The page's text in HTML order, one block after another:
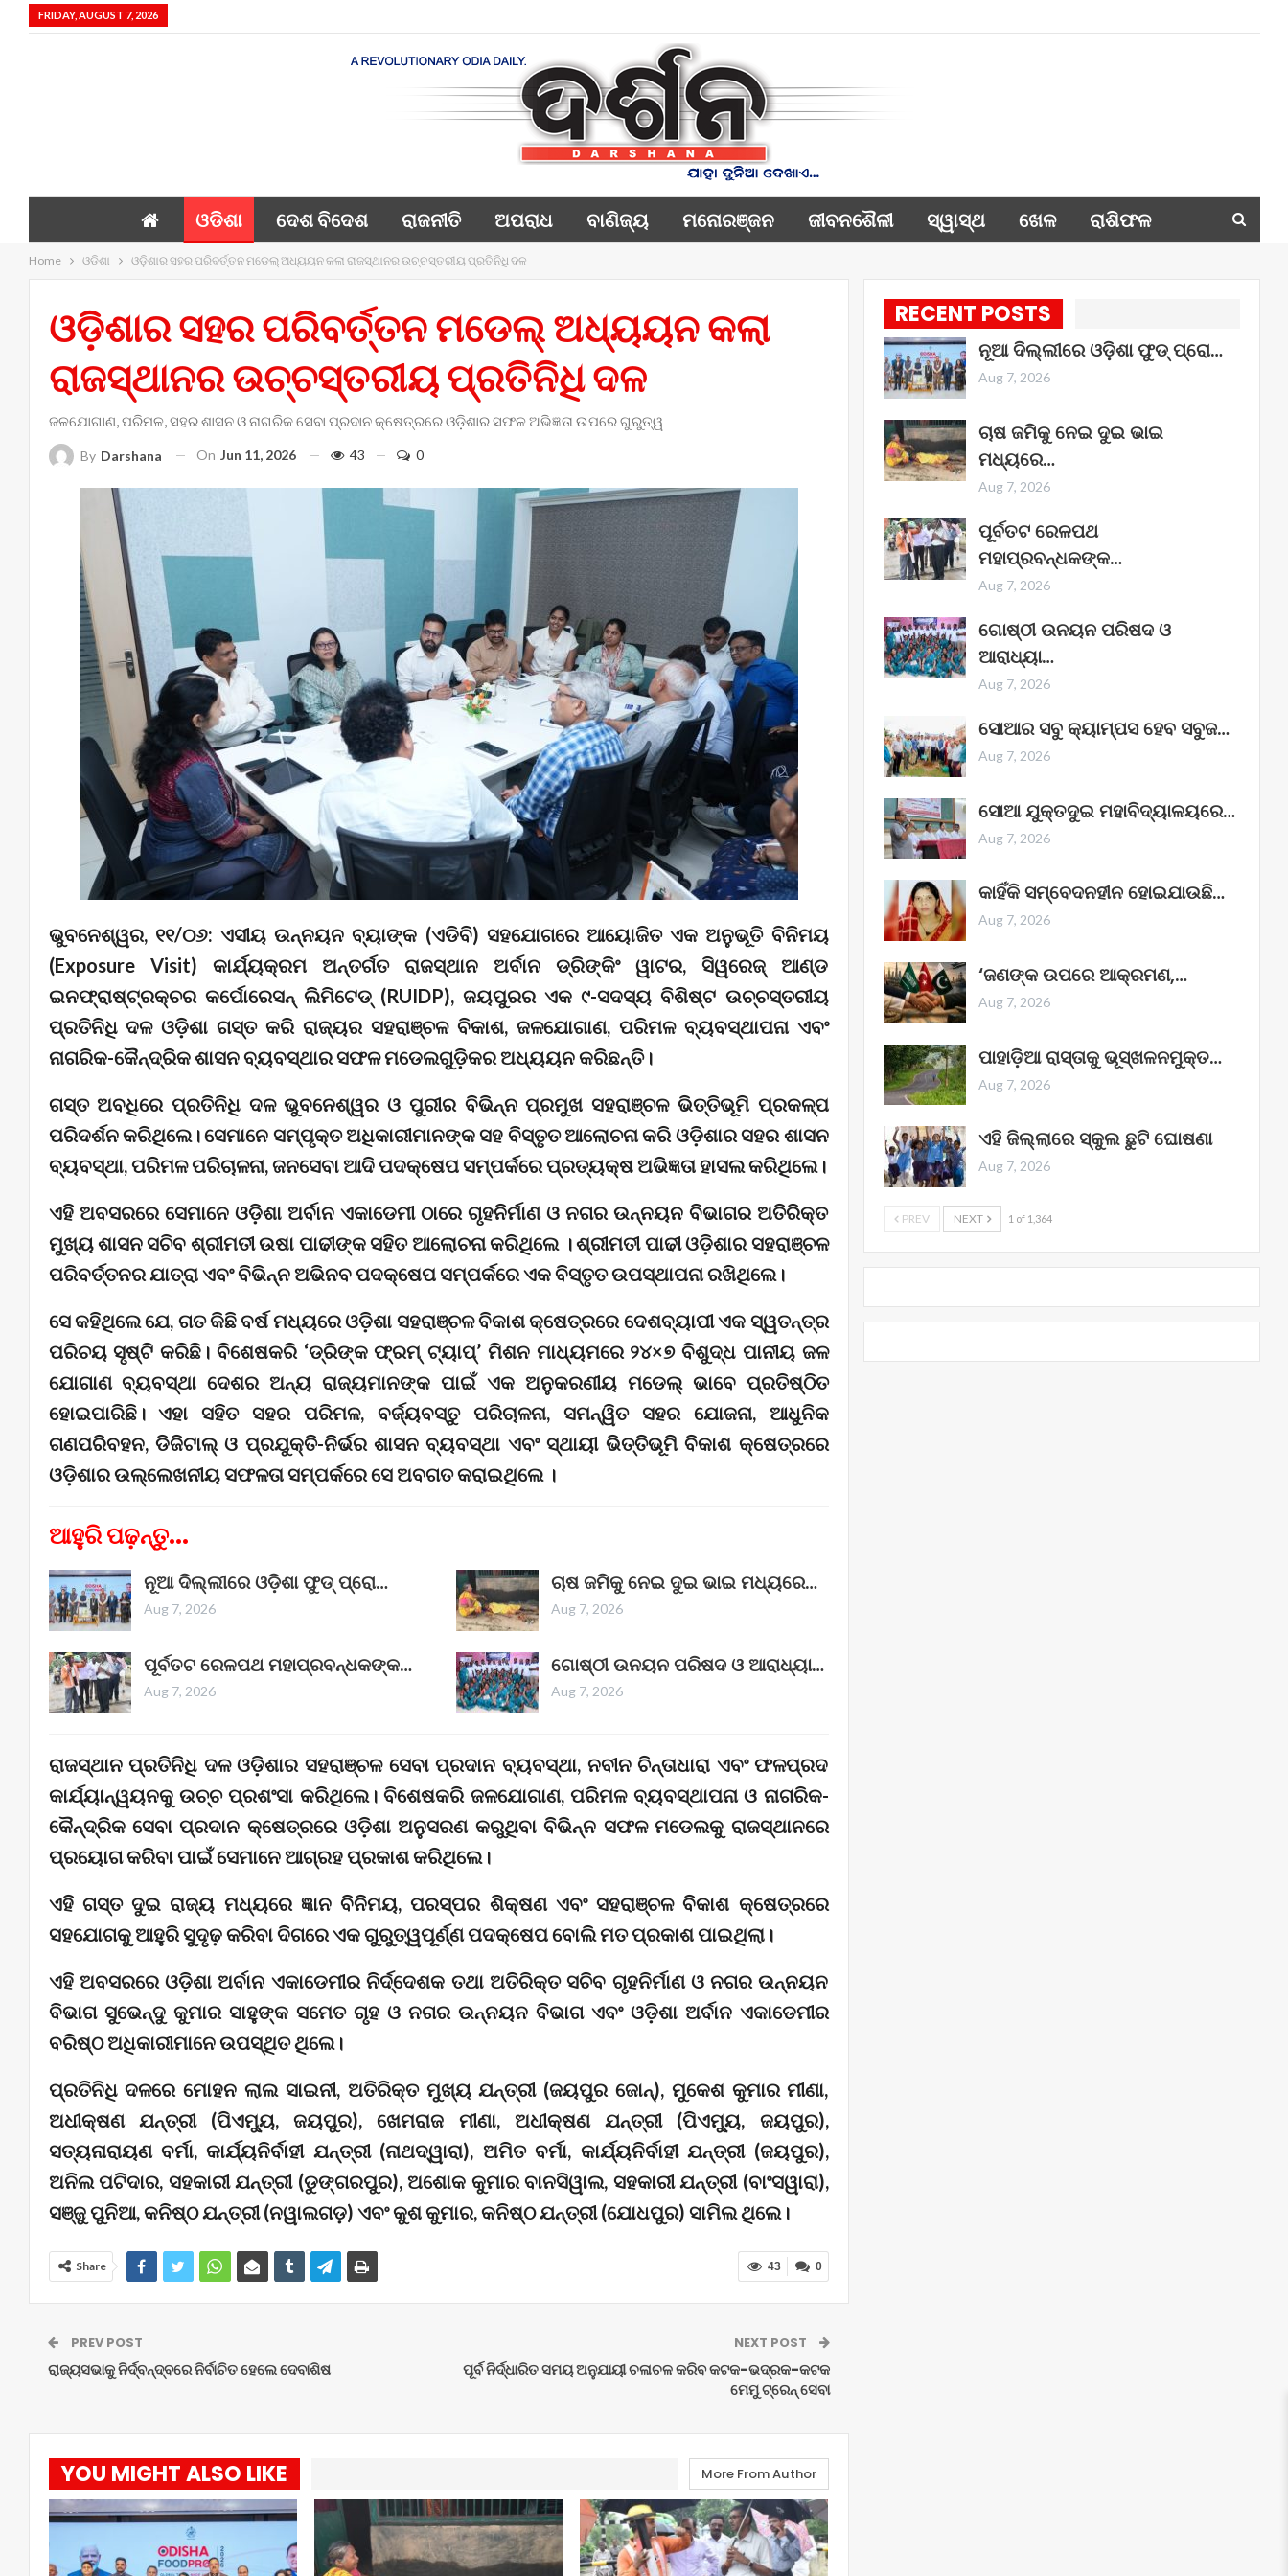
FRIDAY, AUGUST 7, 2026
ଓଡିଶା ଦେଶ ବିଦେଶ ରାଜନୀତି ଅପରାଧ ବାଣିଜ୍ୟ ମନୋରଞ୍ଜନ ଜୀବନଶୈଳୀ ସ୍ୱାସ୍ଥ ଖେଳ ରାଶିଫଳ
Home ଓଡିଶା ଓଡ଼ିଶାର ସହର ପରିବର୍ତ୍ତନ ମଡେଲ୍ ଅଧ୍ୟୟନ କଲା ରାଜସ୍ଥାନର ଉଚ୍ଚସ୍ତରୀୟ ପ୍ରତିନିଧି ଦଳ
ଓଡ଼ିଶାର ସହର ପରିବର୍ତ୍ତନ ମଡେଲ୍ ଅଧ୍ୟୟନ କଲା
ରାଜସ୍ଥାନର ଉଚ୍ଚସ୍ତରୀୟ ପ୍ରତିନିଧି ଦଳ
ଜଳଯୋଗାଣ, ପରିମଳ, ସହର ଶାସନ ଓ ନାଗରିକ ସେବା ପ୍ରଦାନ କ୍ଷେତ୍ରରେ ଓଡ଼ିଶାର ସଫଳ ଅଭିଜ୍ଞତା ଉପରେ ଗୁରୁତ୍ୱ
By Darshana On Jun 11, 2026 43 0
ଭୁବନେଶ୍ୱର, ୧୧/୦୬: ଏସୀୟ ଉନ୍ନୟନ ବ୍ୟାଙ୍କ (ଏଡିବି) ସହଯୋଗରେ ଆୟୋଜିତ ଏକ ଅନୁଭୂତି ବିନିମୟ
(Exposure Visit) କାର୍ଯ୍ୟକ୍ରମ ଅନ୍ତର୍ଗତ ରାଜସ୍ଥାନ ଅର୍ବାନ ଡ୍ରିଙ୍କିଂ ୱାଟର, ସିୱରେଜ୍ ଆଣ୍ଡ
ଇନଫ୍ରାଷ୍ଟ୍ରକ୍ଚର କର୍ପୋରେସନ୍ ଲିମିଟେଡ୍ (RUIDP), ଜୟପୁରର ଏକ ୯-ସଦସ୍ୟ ବିଶିଷ୍ଟ ଉଚ୍ଚସ୍ତରୀୟ
ପ୍ରତିନିଧି ଦଳ ଓଡ଼ିଶା ଗସ୍ତ କରି ରାଜ୍ୟର ସହରାଞ୍ଚଳ ବିକାଶ, ଜଳଯୋଗାଣ, ପରିମଳ ବ୍ୟବସ୍ଥାପନା ଏବଂ
ନାଗରିକ-କୈନ୍ଦ୍ରିକ ଶାସନ ବ୍ୟବସ୍ଥାର ସଫଳ ମଡେଲଗୁଡ଼ିକର ଅଧ୍ୟୟନ କରିଛନ୍ତି।
ଗସ୍ତ ଅବଧିରେ ପ୍ରତିନିଧି ଦଳ ଭୁବନେଶ୍ୱର ଓ ପୁରୀର ବିଭିନ୍ନ ପ୍ରମୁଖ ସହରାଞ୍ଚଳ ଭିତ୍ତିଭୂମି ପ୍ରକଳ୍ପ
ପରିଦର୍ଶନ କରିଥିଲେ। ସେମାନେ ସମ୍ପୃକ୍ତ ଅଧିକାରୀମାନଙ୍କ ସହ ବିସ୍ତୃତ ଆଲୋଚନା କରି ଓଡ଼ିଶାର ସହର ଶାସନ
ବ୍ୟବସ୍ଥା, ପରିମଳ ପରିଚାଳନା, ଜନସେବା ଆଦି ପଦକ୍ଷେପ ସମ୍ପର୍କରେ ପ୍ରତ୍ୟକ୍ଷ ଅଭିଜ୍ଞତା ହାସଲ କରିଥିଲେ।
ଏହି ଅବସରରେ ସେମାନେ ଓଡ଼ିଶା ଅର୍ବାନ ଏକାଡେମୀ ଠାରେ ଗୃହନିର୍ମାଣ ଓ ନଗର ଉନ୍ନୟନ ବିଭାଗର ଅତିରିକ୍ତ
ମୁଖ୍ୟ ଶାସନ ସଚିବ ଶ୍ରୀମତୀ ଉଷା ପାଢୀଙ୍କ ସହିତ ଆଲୋଚନା କରିଥିଲେ । ଶ୍ରୀମତୀ ପାଢୀ ଓଡ଼ିଶାର ସହରାଞ୍ଚଳ
ପରିବର୍ତ୍ତନର ଯାତ୍ରା ଏବଂ ବିଭିନ୍ନ ଅଭିନବ ପଦକ୍ଷେପ ସମ୍ପର୍କରେ ଏକ ବିସ୍ତୃତ ଉପସ୍ଥାପନା ରଖିଥିଲେ।
ସେ କହିଥିଲେ ଯେ, ଗତ କିଛି ବର୍ଷ ମଧ୍ୟରେ ଓଡ଼ିଶା ସହରାଞ୍ଚଳ ବିକାଶ କ୍ଷେତ୍ରରେ ଦେଶବ୍ୟାପୀ ଏକ ସ୍ୱତନ୍ତ୍ର
ପରିଚୟ ସୃଷ୍ଟି କରିଛି। ବିଶେଷକରି ‘ଡ୍ରିଙ୍କ ଫ୍ରମ୍ ଟ୍ୟାପ୍’ ମିଶନ ମାଧ୍ୟମରେ ୨୪×୭ ବିଶୁଦ୍ଧ ପାନୀୟ ଜଳ
ଯୋଗାଣ ବ୍ୟବସ୍ଥା ଦେଶର ଅନ୍ୟ ରାଜ୍ୟମାନଙ୍କ ପାଇଁ ଏକ ଅନୁକରଣୀୟ ମଡେଲ୍ ଭାବେ ପ୍ରତିଷ୍ଠିତ
ହୋଇପାରିଛି। ଏହା ସହିତ ସହର ପରିମଳ, ବର୍ଜ୍ୟବସ୍ତୁ ପରିଚାଳନା, ସମନ୍ୱିତ ସହର ଯୋଜନା, ଆଧୁନିକ
ଗଣପରିବହନ, ଡିଜିଟାଲ୍ ଓ ପ୍ରଯୁକ୍ତି-ନିର୍ଭର ଶାସନ ବ୍ୟବସ୍ଥା ଏବଂ ସ୍ଥାୟୀ ଭିତ୍ତିଭୂମି ବିକାଶ କ୍ଷେତ୍ରରେ
ଓଡ଼ିଶାର ଉଲ୍ଲେଖନୀୟ ସଫଳତା ସମ୍ପର୍କରେ ସେ ଅବଗତ କରାଇଥିଲେ ।
ଆହୁରି ପଢ଼ନ୍ତୁ...
ନୂଆ ଦିଲ୍ଲୀରେ ଓଡ଼ିଶା ଫୁଡ୍ ପ୍ରୋ…
Aug 7, 2026
ଚାଷ ଜମିକୁ ନେଇ ଦୁଇ ଭାଇ ମଧ୍ୟରେ…
Aug 7, 2026
ପୂର୍ବତଟ ରେଳପଥ ମହାପ୍ରବନ୍ଧକଙ୍କ…
Aug 7, 2026
ଗୋଷ୍ଠୀ ଉନୟନ ପରିଷଦ ଓ ଆରାଧ୍ୟା…
Aug 7, 2026
ରାଜସ୍ଥାନ ପ୍ରତିନିଧି ଦଳ ଓଡ଼ିଶାର ସହରାଞ୍ଚଳ ସେବା ପ୍ରଦାନ ବ୍ୟବସ୍ଥା, ନବୀନ ଚିନ୍ତାଧାରା ଏବଂ ଫଳପ୍ରଦ
କାର୍ଯ୍ୟାନ୍ୱୟନକୁ ଉଚ୍ଚ ପ୍ରଶଂସା କରିଥିଲେ। ବିଶେଷକରି ଜଳଯୋଗାଣ, ପରିମଳ ବ୍ୟବସ୍ଥାପନା ଓ ନାଗରିକ-
କୈନ୍ଦ୍ରିକ ସେବା ପ୍ରଦାନ କ୍ଷେତ୍ରରେ ଓଡ଼ିଶା ଅନୁସରଣ କରୁଥିବା ବିଭିନ୍ନ ସଫଳ ମଡେଲକୁ ରାଜସ୍ଥାନରେ
ପ୍ରୟୋଗ କରିବା ପାଇଁ ସେମାନେ ଆଗ୍ରହ ପ୍ରକାଶ କରିଥିଲେ।
ଏହି ଗସ୍ତ ଦୁଇ ରାଜ୍ୟ ମଧ୍ୟରେ ଜ୍ଞାନ ବିନିମୟ, ପରସ୍ପର ଶିକ୍ଷଣ ଏବଂ ସହରାଞ୍ଚଳ ବିକାଶ କ୍ଷେତ୍ରରେ
ସହଯୋଗକୁ ଆହୁରି ସୁଦୃଢ଼ କରିବା ଦିଗରେ ଏକ ଗୁରୁତ୍ୱପୂର୍ଣ୍ଣ ପଦକ୍ଷେପ ବୋଲି ମତ ପ୍ରକାଶ ପାଇଥିଲା।
ଏହି ଅବସରରେ ଓଡ଼ିଶା ଅର୍ବାନ ଏକାଡେମୀର ନିର୍ଦ୍ଦେଶକ ତଥା ଅତିରିକ୍ତ ସଚିବ ଗୃହନିର୍ମାଣ ଓ ନଗର ଉନ୍ନୟନ
ବିଭାଗ ସୁଭେନ୍ଦୁ କୁମାର ସାହୁଙ୍କ ସମେତ ଗୃହ ଓ ନଗର ଉନ୍ନୟନ ବିଭାଗ ଏବଂ ଓଡ଼ିଶା ଅର୍ବାନ ଏକାଡେମୀର
ବରିଷ୍ଠ ଅଧିକାରୀମାନେ ଉପସ୍ଥିତ ଥିଲେ।
ପ୍ରତିନିଧି ଦଳରେ ମୋହନ ଲାଲ ସାଇନୀ, ଅତିରିକ୍ତ ମୁଖ୍ୟ ଯନ୍ତ୍ରୀ (ଜୟପୁର ଜୋନ୍), ମୁକେଶ କୁମାର ମୀଣା,
ଅଧୀକ୍ଷଣ ଯନ୍ତ୍ରୀ (ପିଏମ୍ୟୁ, ଜୟପୁର), ଖେମରାଜ ମୀଣା, ଅଧୀକ୍ଷଣ ଯନ୍ତ୍ରୀ (ପିଏମ୍ୟୁ, ଜୟପୁର),
ସତ୍ୟନାରାୟଣ ବର୍ମା, କାର୍ଯ୍ୟନିର୍ବାହୀ ଯନ୍ତ୍ରୀ (ନାଥଦ୍ୱାରା), ଅମିତ ବର୍ମା, କାର୍ଯ୍ୟନିର୍ବାହୀ ଯନ୍ତ୍ରୀ (ଜୟପୁର),
ଅନିଲ ପଟିଦାର, ସହକାରୀ ଯନ୍ତ୍ରୀ (ଡୁଙ୍ଗରପୁର), ଅଶୋକ କୁମାର ବାନସିୱାଲ, ସହକାରୀ ଯନ୍ତ୍ରୀ (ବାଂସୱାରା),
ସଞ୍ଜୁ ପୁନିଆ, କନିଷ୍ଠ ଯନ୍ତ୍ରୀ (ନୱାଲଗଡ଼) ଏବଂ କୁଶ କୁମାର, କନିଷ୍ଠ ଯନ୍ତ୍ରୀ (ଯୋଧପୁର) ସାମିଲ ଥିଲେ।
0
43
Share
PREV POST
ରାଜ୍ୟସଭାକୁ ନିର୍ଦ୍ବନ୍ଦ୍ବରେ ନିର୍ବାଚିତ ହେଲେ ଦେବାଶିଷ
NEXT POST
ପୂର୍ବ ନିର୍ଦ୍ଧାରିତ ସମୟ ଅନୁଯାୟୀ ଚଳାଚଳ କରିବ କଟକ-ଭଦ୍ରକ-କଟକ
ମେମୁ ଟ୍ରେନ୍ ସେବା
YOU MIGHT ALSO LIKE More From Author
RECENT POSTS
ନୂଆ ଦିଲ୍ଲୀରେ ଓଡ଼ିଶା ଫୁଡ୍ ପ୍ରୋ…
Aug 7, 2026
ଚାଷ ଜମିକୁ ନେଇ ଦୁଇ ଭାଇ
ମଧ୍ୟରେ…
Aug 7, 2026
ପୂର୍ବତଟ ରେଳପଥ
ମହାପ୍ରବନ୍ଧକଙ୍କ…
Aug 7, 2026
ଗୋଷ୍ଠୀ ଉନୟନ ପରିଷଦ ଓ
ଆରାଧ୍ୟା…
Aug 7, 2026
ସୋଆର ସବୁ କ୍ୟାମ୍ପସ ହେବ ସବୁଜ…
Aug 7, 2026
ସୋଆ ଯୁକ୍ତଦୁଇ ମହାବିଦ୍ୟାଳୟରେ…
Aug 7, 2026
କାହିଁକି ସମ୍ବେଦନହୀନ ହୋଇଯାଉଛି…
Aug 7, 2026
‘ଜଣଙ୍କ ଉପରେ ଆକ୍ରମଣ,…
Aug 7, 2026
ପାହାଡ଼ିଆ ରାସ୍ତାକୁ ଭୂସ୍ଖଳନମୁକ୍ତ…
Aug 7, 2026
ଏହି ଜିଲ୍ଲାରେ ସ୍କୁଲ ଛୁଟି ଘୋଷଣା
Aug 7, 2026
PREV NEXT 1 of 1,364